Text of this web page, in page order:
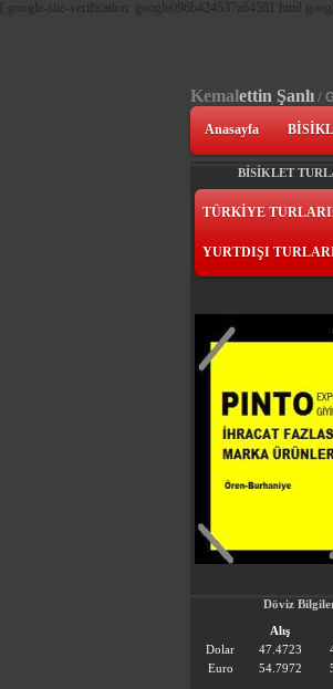
[ google-site-verification: google096b424537a64561.html
Kemalettin Şanlı /
Anasayfa
BİSİKLET
TÜRKİYE
YURTDIŞI
Döviz
Alış
Dolar
47.4723
Euro
54.7972